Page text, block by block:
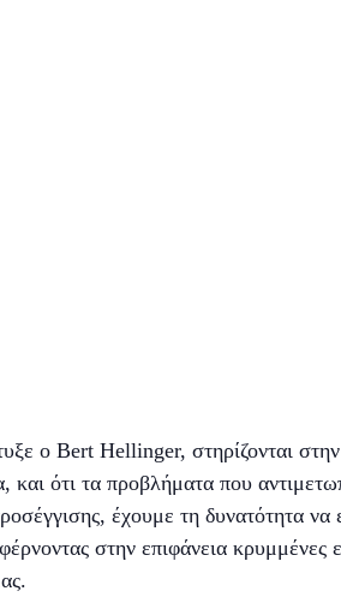
ο Bert Hellinger, στηρίζονται
ότι τα προβλήματα που
έχουμε τη δυνατότητα να
στην επιφάνεια κρυμμένες